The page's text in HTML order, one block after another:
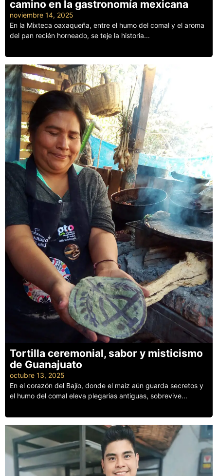
camino en la gastronomía mexicana
noviembre 14, 2025
En la Mixteca oaxaqueña, entre el humo del comal y el aroma
del pan recién horneado, se teje la historia...
Tortilla ceremonial, sabor y misticismo
de Guanajuato
octubre 13, 2025
En el corazón del Bajío, donde el maíz aún guarda secretos y
el humo del comal eleva plegarias antiguas, sobrevive...